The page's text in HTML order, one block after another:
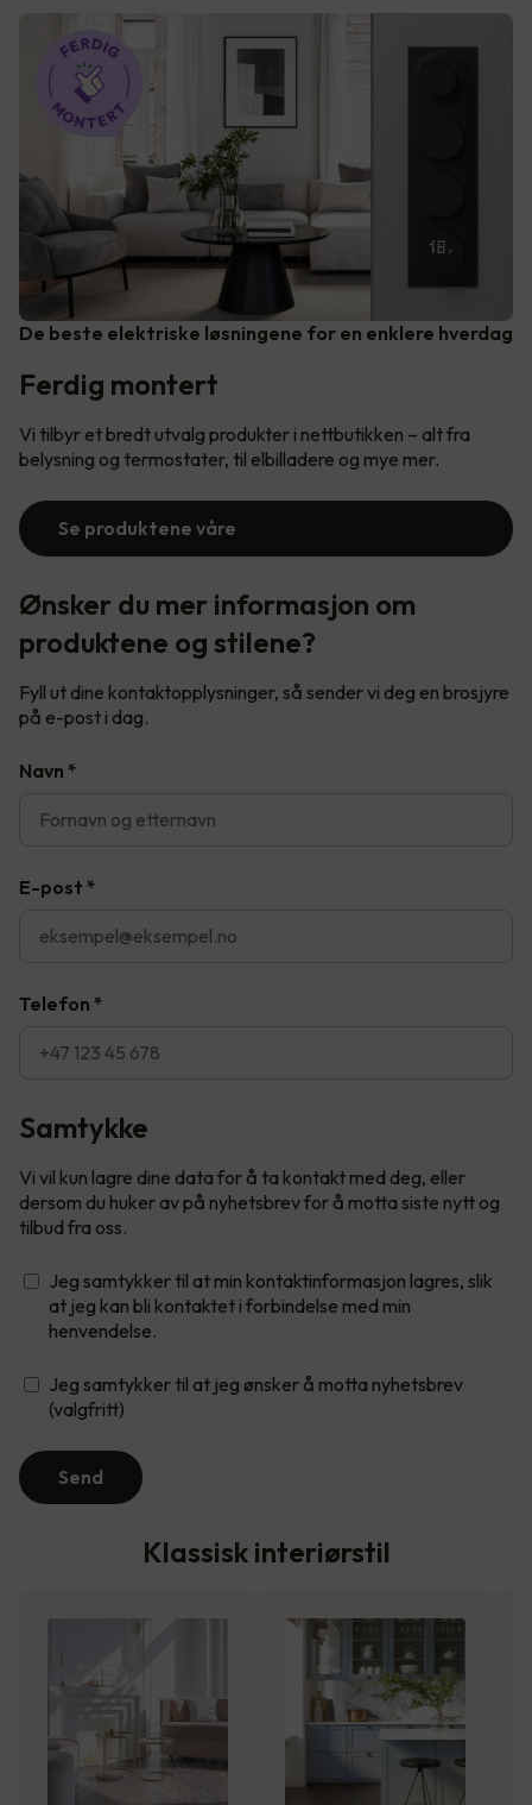
De beste elektriske løsningene for en enklere hverdag
Ferdig montert
Vi tilbyr et bredt utvalg produkter i nettbutikken – alt fra
belysning og termostater, til elbilladere og mye mer.
Se produktene våre
Ønsker du mer informasjon om
produktene og stilene?
Fyll ut dine kontaktopplysninger, så sender vi deg en brosjyre
på e-post i dag.
Navn *
E-post *
Telefon *
Samtykke
Vi vil kun lagre dine data for å ta kontakt med deg, eller
dersom du huker av på nyhetsbrev for å motta siste nytt og
tilbud fra oss.
Jeg samtykker til at min kontaktinformasjon lagres, slik
at jeg kan bli kontaktet i forbindelse med min
henvendelse.
Jeg samtykker til at jeg ønsker å motta nyhetsbrev
(valgfritt)
Send
Klassisk interiørstil